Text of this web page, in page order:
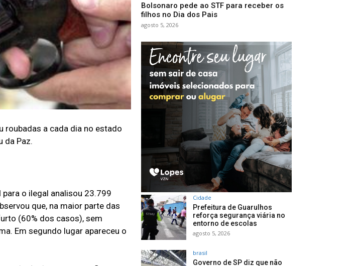
roubadas a cada dia no estado
da Paz.
o ilegal analisou 23.799
que, na maior parte das
(60% dos casos), sem
Em segundo lugar apareceu o
Bolsonaro pede ao STF para receber os
filhos no Dia dos Pais
agosto 5, 2026
Cidade
Prefeitura de Guarulhos
reforça segurança viária no
entorno de escolas
agosto 5, 2026
brasil
Governo de SP diz que não